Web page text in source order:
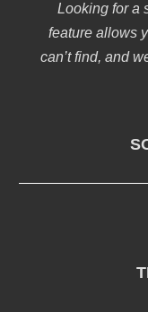
Looking for a
feature allows
can’t find, and